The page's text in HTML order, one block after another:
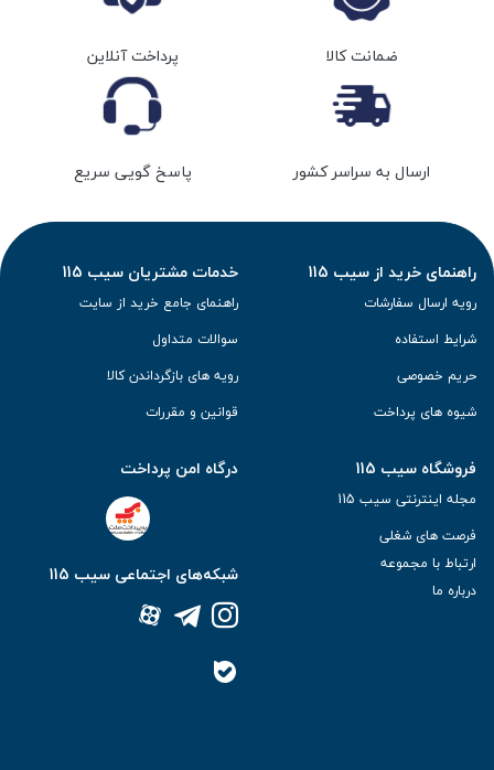
ضمانت کالا پرداخت آنلاین
ارسال به سراسر کشور پاسخ گویی سریع
راهنمای خرید از سیب 115
رویه ارسال سفارشات
شرایط استفاده
حریم خصوصی
شیوه های پرداخت
خدمات مشتریان سیب 115
راهنمای جامع خرید از سایت
سوالات متداول
رویه های بازگرداندن کالا
قوانین و مقررات
فروشگاه سیب 115
مجله اینترنتی سیب 115
فرصت های شغلی
ارتباط با مجموعه
درباره ما
درگاه امن پرداخت
شبکه‌های اجتماعی سیب 115